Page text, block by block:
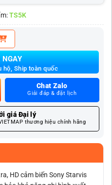
TS5K
VIETMAP TS-5K ghi hình trước
hộ, Ship toàn quốc
Chat Zalo
Giải đáp & đặt lịch
giá Đại lý
thương hiệu chính hãng
HD cảm biến Sony Starvis